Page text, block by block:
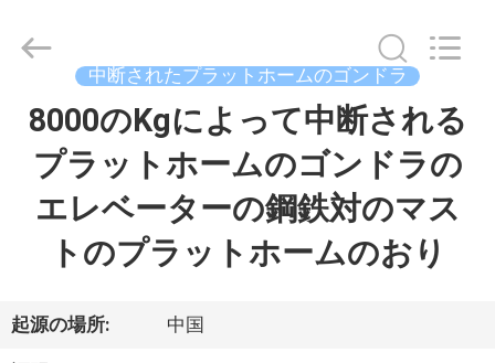
家
ク
supplier.
Copyright
Chengdu
Technology
Reserved.
中断されたプラットホームのゴンドラ
8000のKgによって中断される
プラットホームのゴンドラの
エレベーターの鋼鉄対のマス
トのプラットホームのおり
起源の場所: 中国